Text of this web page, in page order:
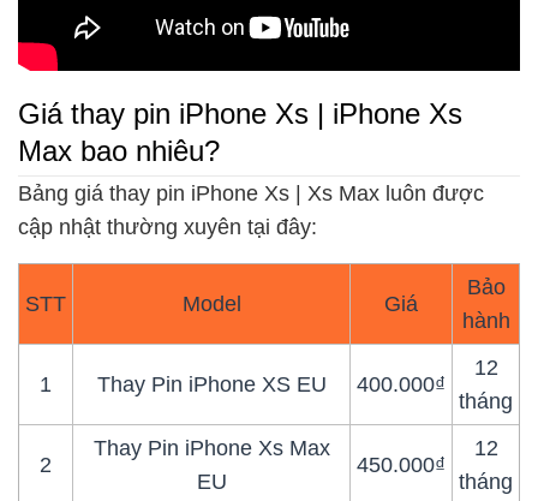
Giá thay pin iPhone Xs | iPhone Xs
Max bao nhiêu?
Bảng giá thay pin iPhone Xs | Xs Max luôn được
cập nhật thường xuyên tại đây:
STT Model Giá
Bảo
hành
1 Thay Pin iPhone XS EU 400.000₫
12
tháng
2
Thay Pin iPhone Xs Max
EU
450.000₫
12
tháng